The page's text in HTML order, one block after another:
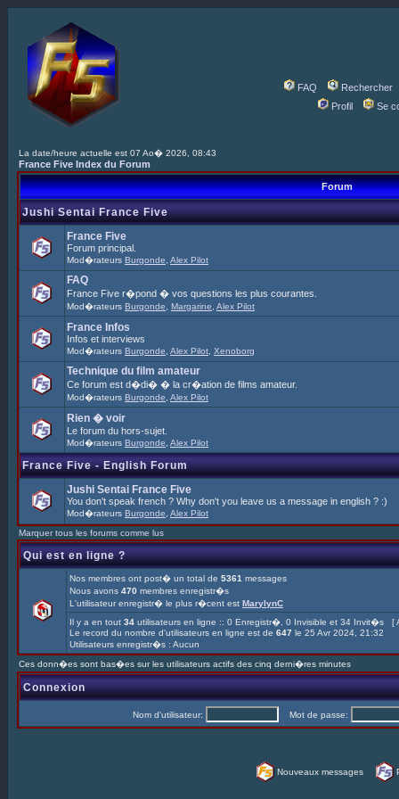
FAQ
Rechercher
Profil
Se
La date/heure actuelle est 07 Ao� 2026, 08:43
France Five Index du Forum
Forum
Jushi Sentai France Five
France Five
Forum principal.
Mod�rateurs Burgonde Alex Pilot
FAQ
France Five r�pond � vos questions les plus courantes.
Mod�rateurs Burgonde Margarine Alex Pilot
France Infos
Infos et interviews
Mod�rateurs Burgonde Alex Pilot Xenoborg
Technique du film amateur
Ce forum est d�di� � la cr�ation de films amateur.
Mod�rateurs Burgonde Alex Pilot
Rien � voir
Le forum du hors-sujet.
Mod�rateurs Burgonde Alex Pilot
France Five - English Forum
Jushi Sentai France Five
You don't speak french ? Why don't you leave us a message in english ? :)
Mod�rateurs Burgonde Alex Pilot
Marquer tous les forums comme lus
Qui est en ligne ?
Nos membres ont post� un total de 5361 messages
Nous avons 470 membres enregistr�s
L'utilisateur enregistr� le plus r�cent est MarylynC
Il y a en tout 34 utilisateurs en ligne :: 0 Enregistr�, 0 Invisible et 34 Invit�s [
Le record du nombre d'utilisateurs en ligne est de 647 le 25 Avr 2024, 21:32
Utilisateurs enregistr�s : Aucun
Ces donn�es sont bas�es sur les utilisateurs actifs des cinq derni�res minutes
Connexion
Nom d'utilisateur: Mot de passe:
Nouveaux messages